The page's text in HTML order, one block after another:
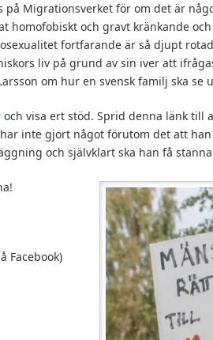
Migrationsverket för om det är
homofobiskt och gravt kränkande
fortfarande är så djupt
liv på grund av sin iver att
om hur en svensk familj ska se
och visa ert stöd. Sprid denna länk till
inte gjort något förutom det att
och självklart ska han få
Facebook)